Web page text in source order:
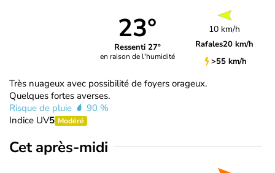
23°
Ressenti 27°
en raison de l'humidité
10 km/h
Rafales20 km/h
>55 km/h
Très nuageux avec possibilité de foyers orageux.
Quelques fortes averses.
Risque de pluie
90 %
Indice UV5 Modéré
Cet après-midi